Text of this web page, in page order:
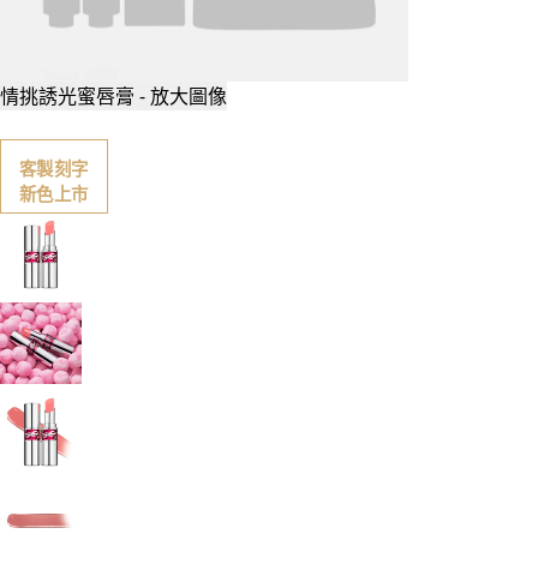
情挑誘光蜜唇膏 - 放大圖像
客製刻字
新色上市